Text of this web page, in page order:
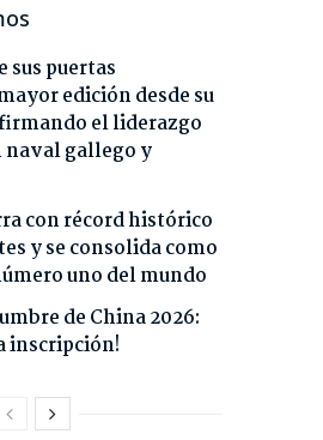
sus puertas
edición desde su
el liderazgo
gallego y
con récord histórico
y se consolida como
uno del mundo
de China 2026:
inscripción!